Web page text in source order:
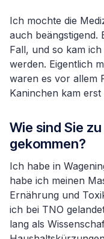
Ich mochte die
auch beängstigend.
Fall, und so kam
werden. Eigentlich
waren es vor allem
Kaninchen kam erst
Wie sind Sie
gekommen?
Ich habe in
habe ich meinen
Ernährung und
ich bei TNO
lang als